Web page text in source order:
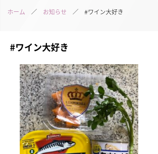
ホーム ／ お知らせ ／ #ワイン大好き
#ワイン大好き